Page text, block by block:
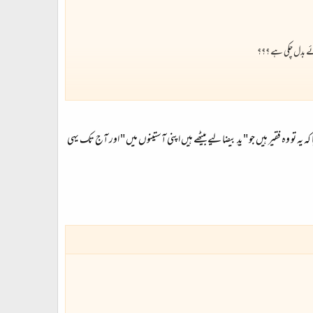
بدل چکی ہے ؟؟؟
تو وہ فقیر ہیں جو " یدِ بیضا لیے بیٹھے ہیں اپنی آستینوں میں " اور آج تک یہی